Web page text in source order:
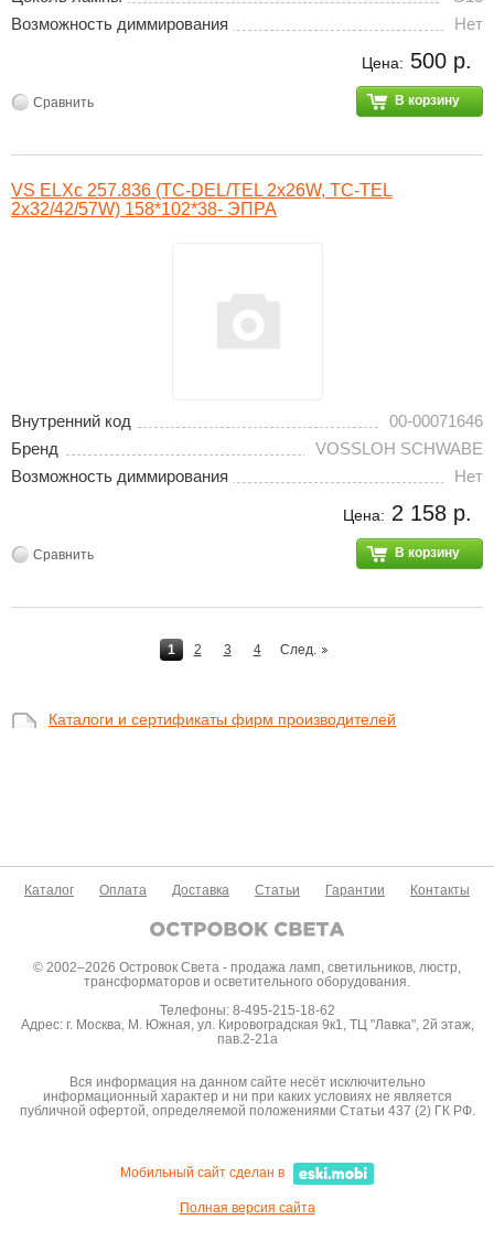
Возможность диммирования
Нет
Цена: 500 р.
В корзину
Сравнить
VS ELXc 257.836 (TC-DEL/TEL 2x26W, TC-TEL
2x32/42/57W) 158*102*38- ЭПРА
Внутренний код
00-00071646
Бренд
VOSSLOH SCHWABE
Возможность диммирования
Нет
Цена: 2 158 р.
В корзину
Сравнить
1 2 3 4 След.
Каталоги и сертификаты фирм производителей
Каталог Оплата Доставка Статьи Гарантии Контакты
© 2002–2026 Островок Света - продажа ламп, светильников, люстр,
трансформаторов и осветительного оборудования.
Телефоны: 8-495-215-18-62
Адрес: г. Москва, М. Южная, ул. Кировоградская 9к1, ТЦ "Лавка", 2й этаж,
пав.2-21а
Вся информация на данном сайте несёт исключительно
информационный характер и ни при каких условиях не является
публичной офертой, определяемой положениями Статьи 437 (2) ГК РФ.
Мобильный сайт сделан в
Полная версия сайта